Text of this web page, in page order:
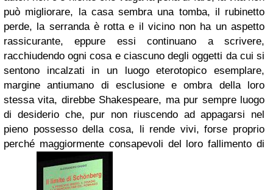
può migliorare, la casa sembra una tomba, il rubinetto
perde, la serranda è rotta e il vicino non ha un aspetto
rassicurante, eppure essi continuano a scrivere,
racchiudendo ogni cosa e ciascuno degli oggetti da cui si
sentono incalzati in un luogo eterotopico esemplare,
margine antiumano di esclusione e ombra della loro
stessa vita, direbbe Shakespeare, ma pur sempre luogo
di desiderio che, pur non riuscendo ad appagarsi nel
pieno possesso della cosa, li rende vivi, forse proprio
perché maggiormente consapevoli del loro fallimento di